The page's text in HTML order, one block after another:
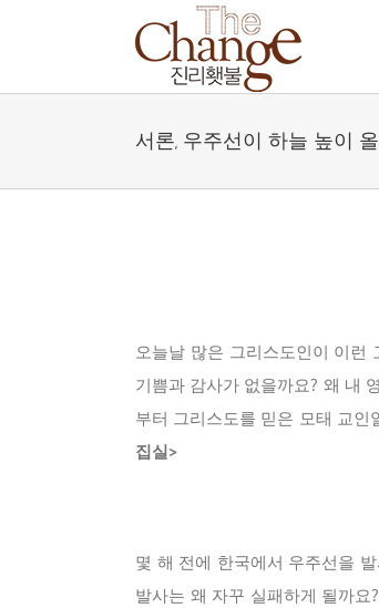
서론, 우주선이 하늘 높이
오늘날 많은 그리스도인이 이런
기쁨과 감사가 없을까요? 왜 내
부터 그리스도를 믿은 모태 교인
집실>
몇 해 전에 한국에서 우주선을
발사는 왜 자꾸 실패하게 될까